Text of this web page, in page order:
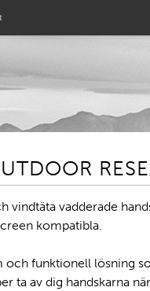
vindtäta vadderade
kompatibla.
och funktionell lösning
ta av dig handskarna